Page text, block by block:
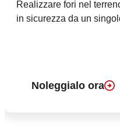
Realizzare fori nel
in sicurezza da un
Noleggialo ora